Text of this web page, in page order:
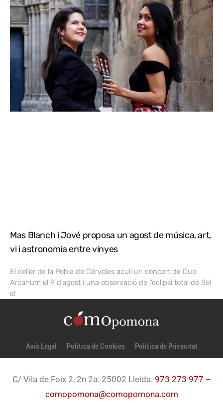
Mas Blanch i Jové proposa un agost de música, art,
vi i astronomia entre vinyes
El celler de la Pobla de Cérvoles acull un concert de Duo
Arcanum el 9 d’agost i una observació de l’eclipsi total de Sol
el
Avís Legal Política de Cookies Política de Privacitat
C/ Vila de Foix 2, 2n 2a. 25002 Lleida. 973 273 977 –
comopomona@comopomona.com